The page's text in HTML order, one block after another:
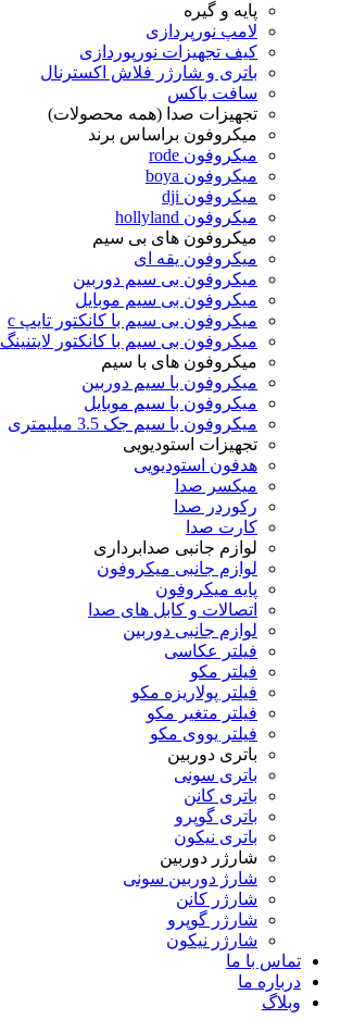
پایه و گیره
لامپ نورپردازی
کیف تجهیزات نورپوردازی
باتری و شارژر فلاش اکسترنال
سافت باکس
تجهیزات صدا (همه محصولات)
میکروفون براساس برند
میکروفون rode
میکروفون boya
میکروفون dji
میکروفون hollyland
میکروفون های بی سیم
میکروفون یقه ای
میکروفون بی سیم دوربین
میکروفون بی سیم موبایل
میکروفون بی سیم با کانکتور تایپ c
میکروفون بی سیم با کانکتور لایتنینگ
میکروفون های با سیم
میکروفون با سیم دوربین
میکروفون با سیم موبایل
میکروفون با سیم جک 3.5 میلیمتری
تجهیزات استودیویی
هدفون استودیویی
میکسر صدا
رکوردر صدا
کارت صدا
لوازم جانبی صدابرداری
لوازم جانبی میکروفون
پایه میکروفون
اتصالات و کابل های صدا
لوازم جانبی دوربین
فیلتر عکاسی
فیلتر مکو
فیلتر پولاریزه مکو
فیلتر متغیر مکو
فیلتر یووی مکو
باتری دوربین
باتری سونی
باتری کانن
باتری گوپرو
باتری نیکون
شارژر دوربین
شارژ دوربین سونی
شارژر کانن
شارژر گوپرو
شارژر نیکون
تماس با ما
درباره ما
وبلاگ